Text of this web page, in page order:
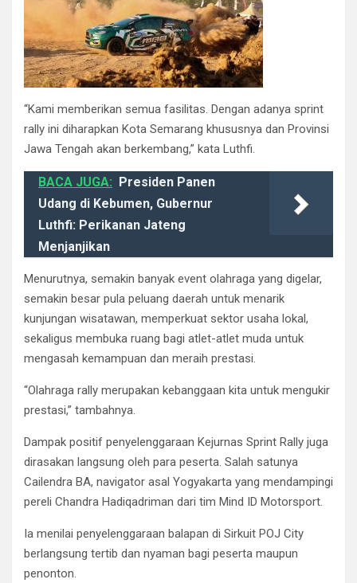
“Kami memberikan semua fasilitas. Dengan adanya sprint
rally ini diharapkan Kota Semarang khususnya dan Provinsi
Jawa Tengah akan berkembang,” kata Luthfi.
BACA JUGA:
Presiden Panen
Udang di Kebumen, Gubernur
Luthfi: Perikanan Jateng
Menjanjikan
Menurutnya, semakin banyak event olahraga yang digelar,
semakin besar pula peluang daerah untuk menarik
kunjungan wisatawan, memperkuat sektor usaha lokal,
sekaligus membuka ruang bagi atlet-atlet muda untuk
mengasah kemampuan dan meraih prestasi.
“Olahraga rally merupakan kebanggaan kita untuk mengukir
prestasi,” tambahnya.
Dampak positif penyelenggaraan Kejurnas Sprint Rally juga
dirasakan langsung oleh para peserta. Salah satunya
Cailendra BA, navigator asal Yogyakarta yang mendampingi
pereli Chandra Hadiqadriman dari tim Mind ID Motorsport.
Ia menilai penyelenggaraan balapan di Sirkuit POJ City
berlangsung tertib dan nyaman bagi peserta maupun
penonton.